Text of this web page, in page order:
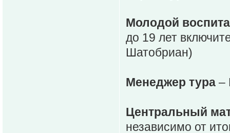
Молодой
до 19 лет
Шатобриан)
Менеджер тура –
Центральный
независимо от